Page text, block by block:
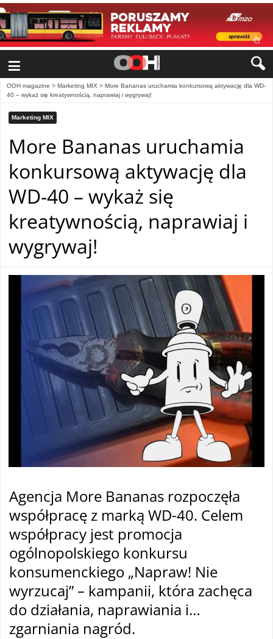
≡
OOH magazine > Marketing MIX > More Bananas uruchamia konkursową aktywację dla WD-
40 – wykaż się kreatywnością, naprawiaj i wygrywaj!
Marketing MIX
More Bananas uruchamia
konkursową aktywację dla
WD-40 – wykaż się
kreatywnością, naprawiaj i
wygrywaj!
Agencja More Bananas rozpoczęła
współpracę z marką WD-40. Celem
współpracy jest promocja
ogólnopolskiego konkursu
konsumenckiego „Napraw! Nie
wyrzucaj” – kampanii, która zachęca
do działania, naprawiania i…
zgarniania nagród.